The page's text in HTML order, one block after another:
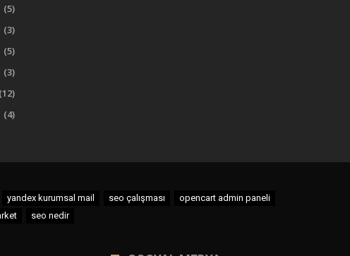
(5)
(3)
(5)
(3)
(12)
(4)
yandex kurumsal mail seo çalışması
opencart admin paneli
seo nedir